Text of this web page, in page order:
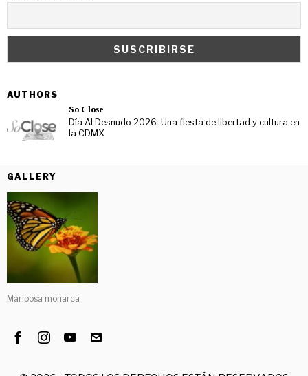
AUTHORS
So Close
Día Al Desnudo 2026: Una fiesta de libertad y cultura en
la CDMX
GALLERY
Mariposa monarca